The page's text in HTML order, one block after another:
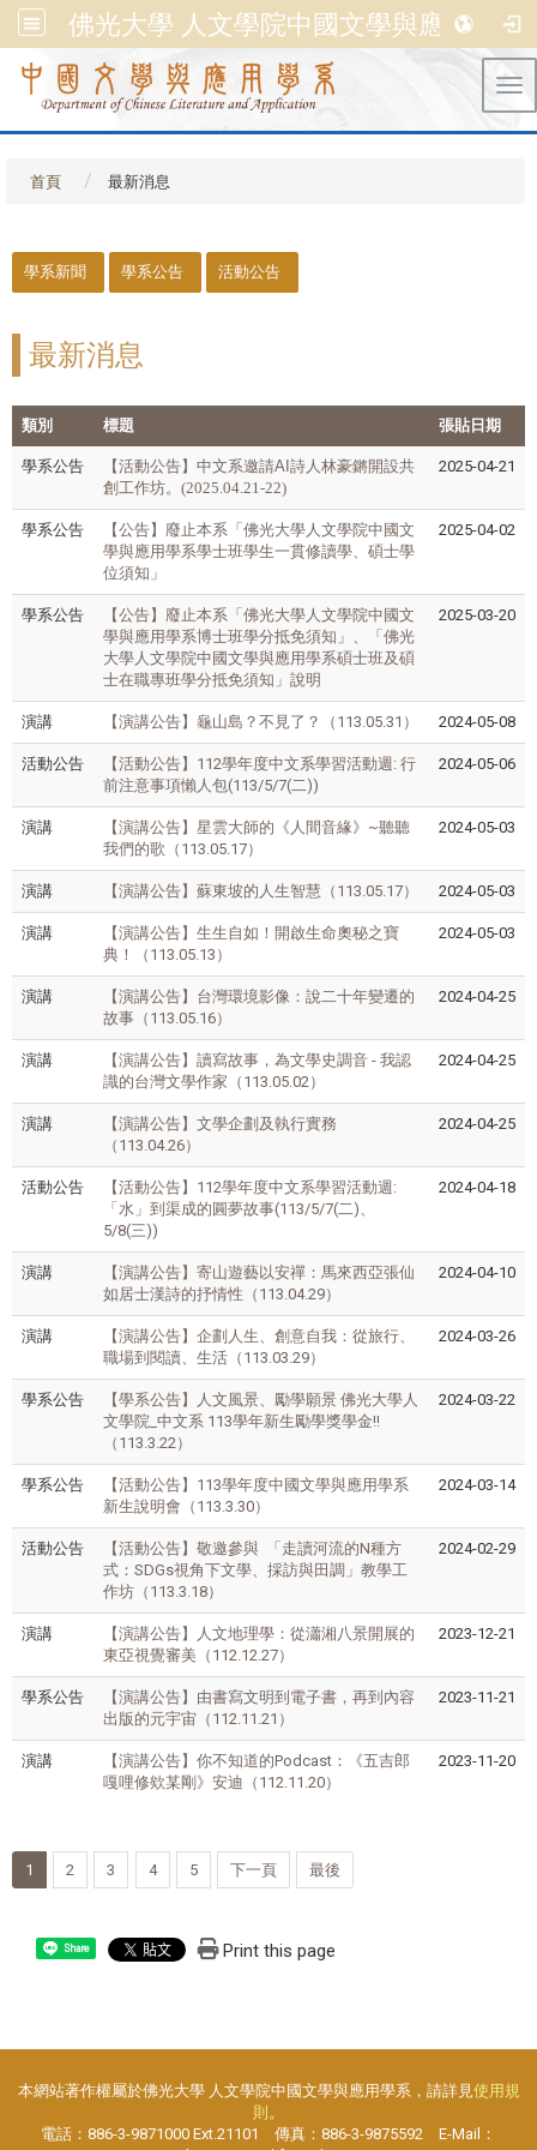
佛光大學 人文學院中國文學與應用學系
首頁 最新消息
學系新聞 學系公告 活動公告
最新消息
類別 標題 張貼日期
學系公告 【活動公告】 中文系邀請AI 詩人林豪鏘開設共
創工作坊。(2025.04.21-22)
2025-04-21
學系公告
【公告】廢止本系「佛光大學人文學院中國文
學與應用學系學士班學生一貫修讀學、碩士學
位須知」
2025-04-02
學系公告 【公告】廢止本系 「佛光大學人文學院中國文
學與應用學系博士班學分抵免須知」、「佛光
大學人文學院中國文學與應用學系碩士班及碩
士在職專班學分抵免須知」說明
2025-03-20
演講 【演講公告】龜山島？不見了？（113.05.31） 2024-05-08
活動公告
【活動公告】112學年度中文系學習活動週: 行
前注意事項懶人包(113/5/7(二))
2024-05-06
演講
【演講公告】星雲大師的《人間音緣》~聽聽
我們的歌（113.05.17）
2024-05-03
演講 【演講公告】蘇東坡的人生智慧（113.05.17） 2024-05-03
演講
【演講公告】生生自如！開啟生命奧秘之寶
典！（113.05.13）
2024-05-03
演講
【演講公告】台灣環境影像：說二十年變遷的
故事（113.05.16）
2024-04-25
演講
【演講公告】讀寫故事，為文學史調音 - 我認
識的台灣文學作家（113.05.02）
2024-04-25
演講
【演講公告】文學企劃及執行實務
（113.04.26）
2024-04-25
活動公告
【活動公告】112學年度中文系學習活動週:
「水」到渠成的圓夢故事(113/5/7(二)、
5/8(三))
2024-04-18
演講
【演講公告】寄山遊藝以安禪：馬來西亞張仙
如居士漢詩的抒情性（113.04.29）
2024-04-10
演講
【演講公告】企劃人生、創意自我：從旅行、
職場到閱讀、生活（113.03.29）
2024-03-26
學系公告
【學系公告】人文風景、勵學願景 佛光大學人
文學院_中文系 113學年新生勵學獎學金!!
（113.3.22）
2024-03-22
學系公告
【活動公告】113學年度中國文學與應用學系
新生說明會（113.3.30）
2024-03-14
活動公告
【活動公告】敬邀參與 「走讀河流的N種方
式：SDGs視角下文學、採訪與田調」教學工
作坊（113.3.18）
2024-02-29
演講
【演講公告】人文地理學：從瀟湘八景開展的
東亞視覺審美（112.12.27）
2023-12-21
學系公告
【演講公告】由書寫文明到電子書，再到內容
出版的元宇宙（112.11.21）
2023-11-21
演講
【演講公告】你不知道的Podcast：《五吉郎
嘎哩修欸某剛》安迪（112.11.20）
2023-11-20
1 2 3 4 5 下一頁 最後
Share Print this page
本網站著作權屬於佛光大學 人文學院中國文學與應用學系，請詳見使用規
則 。
電話：886-3-9871000 Ext.21101 傳真：886-3-9875592 E-Mail：